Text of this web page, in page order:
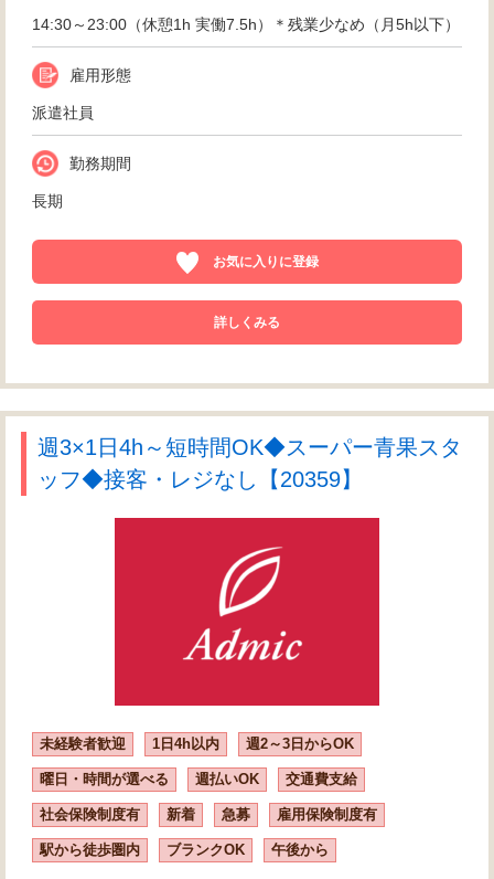
14:30～23:00（休憩1h 実働7.5h）＊残業少なめ（月5h以下）
雇用形態
派遣社員
勤務期間
長期
お気に入りに登録
詳しくみる
週3×1日4h～短時間OK◆スーパー青果スタ
ッフ◆接客・レジなし【20359】
未経験者歓迎 1日4h以内 週2～3日からOK
曜日・時間が選べる 週払いOK 交通費支給
社会保険制度有 新着 急募 雇用保険制度有
駅から徒歩圏内 ブランクOK 午後から